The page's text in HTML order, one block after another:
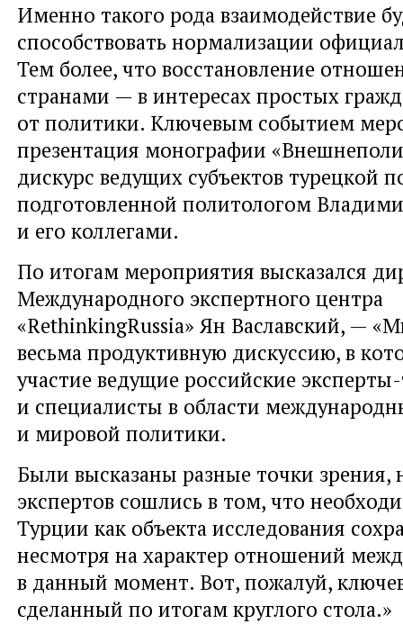
Именно такого рода взаимодействие
способствовать нормализации
Тем более, что восстановление
странами — в интересах простых
от политики. Ключевым событием
презентация монографии
дискурс ведущих субъектов турецкой
подготовленной политологом
и его коллегами.
По итогам мероприятия высказался
Международного экспертного центра
«RethinkingRussia» Ян Ваславский, —
весьма продуктивную дискуссию, в
участие ведущие российские
и специалисты в области
и мировой политики.
Были высказаны разные точки зрения,
экспертов сошлись в том, что
Турции как объекта исследования
несмотря на характер отношений
в данный момент. Вот, пожалуй,
сделанный по итогам круглого стола.»